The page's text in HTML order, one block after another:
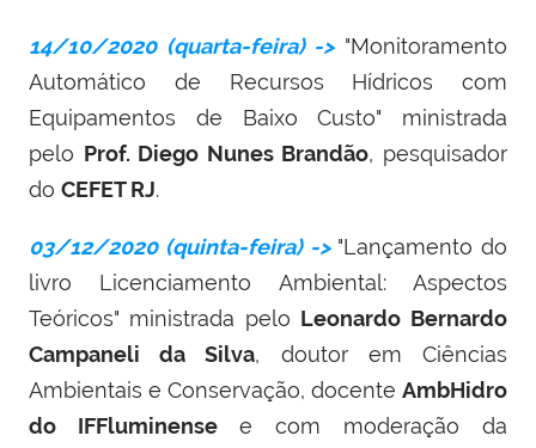
14/10/2020 (quarta-feira) ->"Monitoramento
Automático de Recursos Hídricos com
Equipamentos de Baixo Custo" ministrada
pelo Prof. Diego Nunes Brandão, pesquisador
do CEFET RJ.
03/12/2020 (quinta-feira) ->"Lançamento do
livro Licenciamento Ambiental: Aspectos
Teóricos" ministrada pelo Leonardo Bernardo
Campaneli da Silva, doutor em Ciências
Ambientais e Conservação, docente AmbHidro
do IFFluminense
e com moderação da